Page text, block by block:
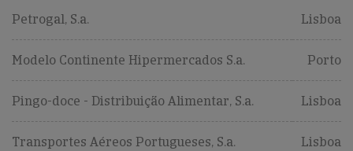
Petrogal, S.a. Lisboa
Modelo Continente Hipermercados S.a. Porto
Pingo-doce - Distribuição Alimentar, S.a. Lisboa
Transportes Aéreos Portugueses, S.a. Lisboa